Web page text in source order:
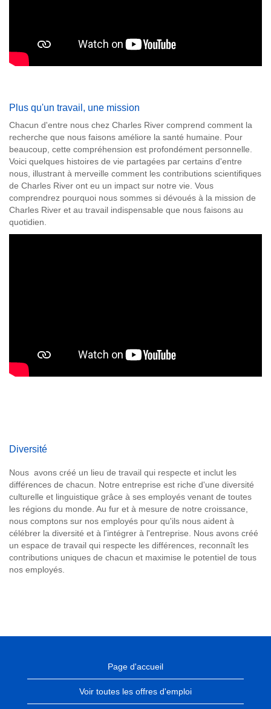
Plus qu'un travail, une mission
Chacun d'entre nous chez Charles River comprend comment la
recherche que nous faisons améliore la santé humaine. Pour
beaucoup, cette compréhension est profondément personnelle.
Voici quelques histoires de vie partagées par certains d'entre
nous, illustrant à merveille comment les contributions scientifiques
de Charles River ont eu un impact sur notre vie. Vous
comprendrez pourquoi nous sommes si dévoués à la mission de
Charles River et au travail indispensable que nous faisons au
quotidien.
Diversité
Nous avons créé un lieu de travail qui respecte et inclut les
différences de chacun. Notre entreprise est riche d'une diversité
culturelle et linguistique grâce à ses employés venant de toutes
les régions du monde. Au fur et à mesure de notre croissance,
nous comptons sur nos employés pour qu'ils nous aident à
célébrer la diversité et à l'intégrer à l'entreprise. Nous avons créé
un espace de travail qui respecte les différences, reconnaît les
contributions uniques de chacun et maximise le potentiel de tous
nos employés.
Page d'accueil
Voir toutes les offres d'emploi